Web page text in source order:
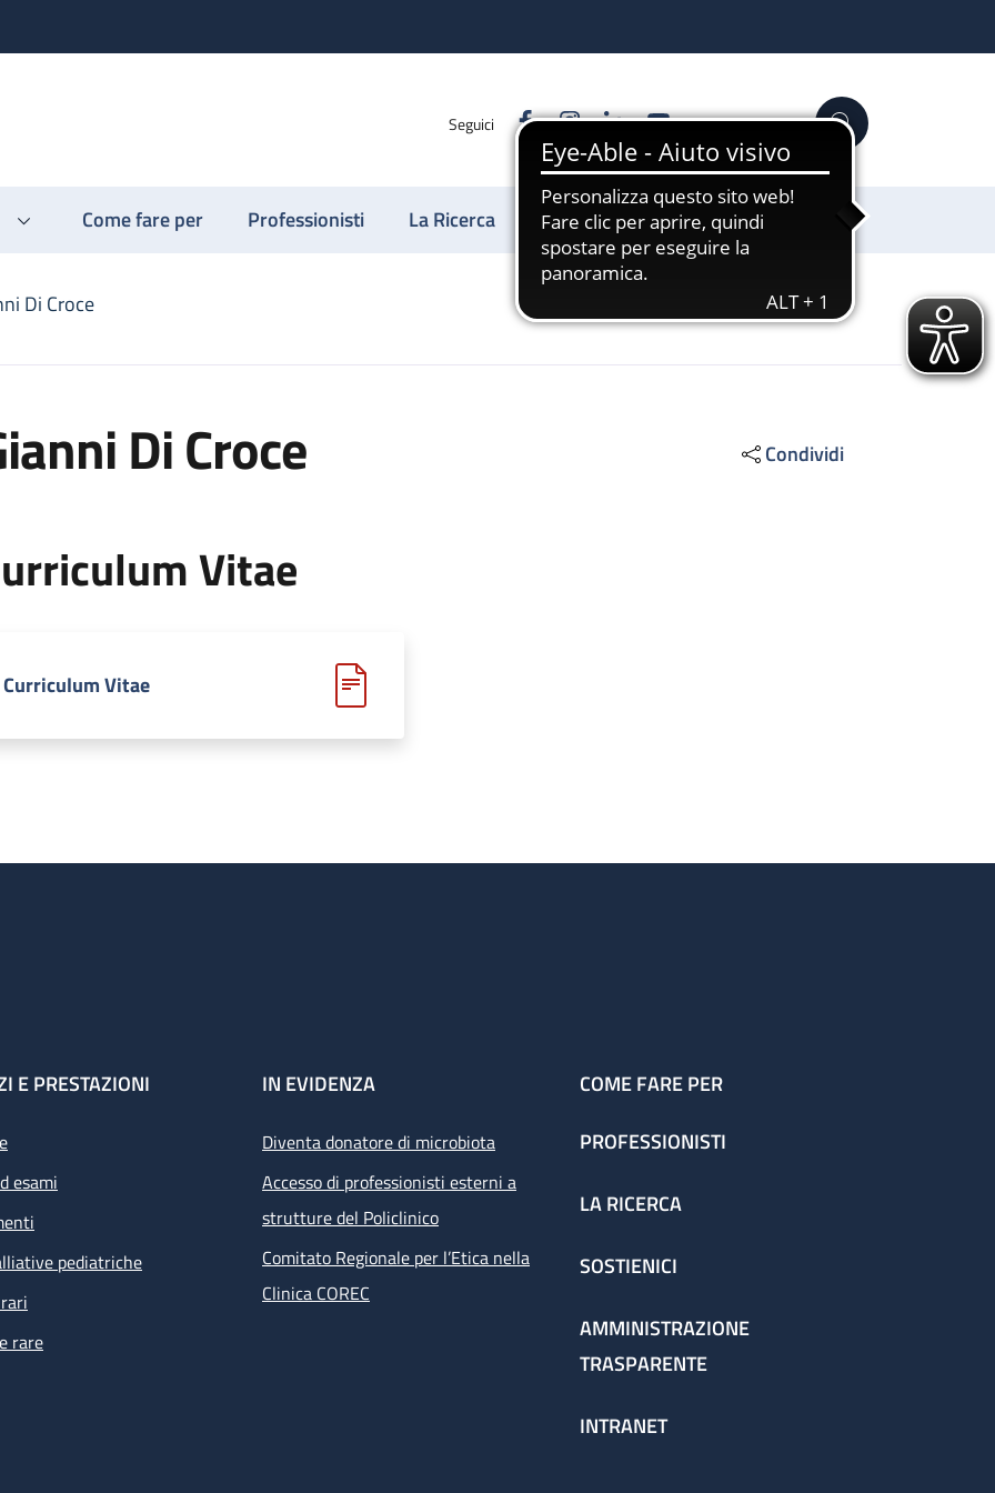
Seguici FacebookInstagram
LinkedinYouTube Cerca
Come fare per Professionisti La Ricerca Sostienici
Di Croce
Di Croce Condividi
Vitae
Curriculum Vitae
E PRESTAZIONI
esami
pediatriche
rare
IN EVIDENZA
Diventa donatore di microbiota
Accesso di professionisti esterni a
strutture del Policlinico
Comitato Regionale per l’Etica nella
Clinica COREC
COME FARE PER
PROFESSIONISTI
LA RICERCA
SOSTIENICI
AMMINISTRAZIONE
TRASPARENTE
INTRANET